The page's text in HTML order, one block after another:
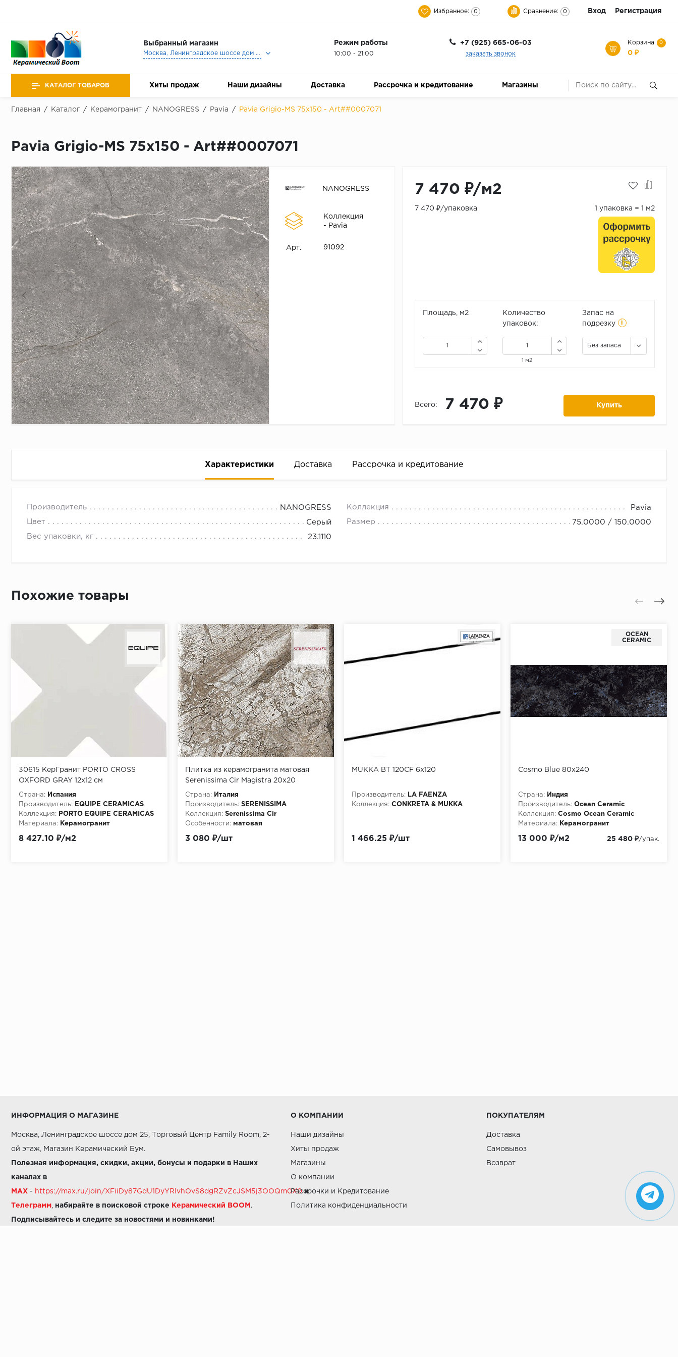
Избранное: 0 Сравнение: 0 Вход Регистрация
Выбранный магазин
Москва, Ленинградское шоссе дом 25, Торговый Центр Family Room, 2-ой этаж, Магазин Керамический Бум.
Режим работы
10:00 - 21:00
+7 (925) 665-06-03
заказать звонок
Корзина 0
0 ₽
КАТАЛОГ ТОВАРОВ Хиты продаж Наши дизайны Доставка Рассрочка и кредитование Магазины
Главная / Каталог / Керамогранит / NANOGRESS / Pavia / Pavia Grigio-MS 75x150 - Art##0007071
Pavia Grigio-MS 75x150 - Art##0007071
NANOGRESS
Коллекция
- Pavia
Арт. 91092
7 470 ₽/м2
7 470 ₽/упаковка 1 упаковка = 1 м2
Площадь, м2
Количество
упаковок:
1 м2
Запас на
подрезку
i
Без запаса
Всего: 7 470 ₽ Купить
Характеристики Доставка Рассрочка и кредитование
Производитель NANOGRESS Коллекция Pavia
Цвет Серый Размер 75.0000 / 150.0000
Вес упаковки, кг 23.1110
Быстрое рассмотрение: решение от банка придет вам за 2 минуты прямо в форме заявки на той же странице
Срок предоставления кредита от 3 до 36 месяцев Срок предоставления рассрочки от 3 до 10 месяцев
Достаточно только паспорта
Похожие товары
30615 КерГранит PORTO CROSS
OXFORD GRAY 12x12 см
Страна:
Испания
Производитель:
EQUIPE CERAMICAS
Коллекция:
PORTO EQUIPE CERAMICAS
Материала:
Керамогранит
8 427.10 ₽/м2
Плитка из керамогранита матовая
Serenissima Cir Magistra 20x20
коричневый (1063351)
Страна:
Италия
Производитель: SERENISSIMA
Коллекция: Serenissima Cir
Особенности: матовая
3 080 ₽/шт
MUKKA BT 120CF 6x120
Производитель:
LA FAENZA
Коллекция: CONKRETA & MUKKA
1 466.25 ₽/шт
OCEAN
CERAMIC
Cosmo Blue 80х240
Страна:
Индия
Производитель: Ocean Ceramic
Коллекция: Cosmo Ocean Ceramic
Материала:
Керамогранит
13 000 ₽/м2 25 480 ₽/упак.
ИНФОРМАЦИЯ О МАГАЗИНЕ
Москва, Ленинградское шоссе дом 25, Торговый Центр Family Room, 2-
ой этаж, Магазин Керамический Бум.
Полезная информация, скидки, акции, бонусы и подарки в Наших
каналах в
MAX - https://max.ru/join/XFiiDy87GdU1DyYRlvhOvS8dgRZvZcJSM5j3OOQm0X0 и
Телеграмм набирайте в поисковой строке Керамический BOOM .
Подписывайтесь и следите за новостями и новинками!
О КОМПАНИИ
Наши дизайны
Хиты продаж
Магазины
О компании
Рассрочки и Кредитование
Политика конфиденциальности
ПОКУПАТЕЛЯМ
Доставка
Самовывоз
Возврат